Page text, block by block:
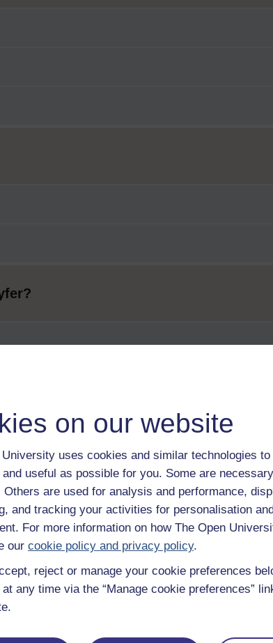
on our website
University uses cookies and similar technologies
useful as possible for you. Some are
Others are used for analysis and performance,
and tracking your activities for personalisation
For more information on how The Open
our cookie policy and privacy policy.
reject or manage your cookie preferences
any time via the “Manage cookie preferences”